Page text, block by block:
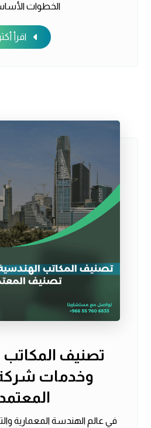
الخطوات
اقرأ أكثر
تصنيف
وخدمات
في عالم الهندسة المعمارية